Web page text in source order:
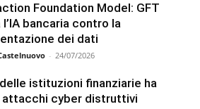
Foundation Model: GFT
bancaria contro la
dei dati
- 24/07/2026
istituzioni finanziarie ha
attacchi cyber distruttivi